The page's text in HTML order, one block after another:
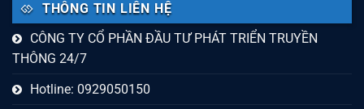
THÔNG TIN LIÊN HỆ
CÔNG TY CỔ PHẦN ĐẦU TƯ PHÁT TRIỂN TRUYỀN
THÔNG 24/7
Hotline: 0929050150